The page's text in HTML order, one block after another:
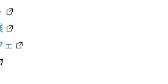
ェ